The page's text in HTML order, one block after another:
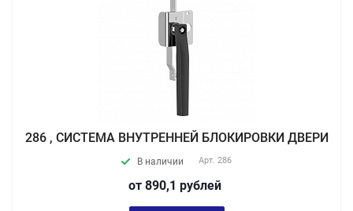
286 , СИСТЕМА ВНУТРЕННЕЙ БЛОКИРОВКИ ДВЕРИ
В наличии Арт. 286
от 890,1 рублей